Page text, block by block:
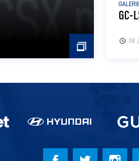
08
GC-